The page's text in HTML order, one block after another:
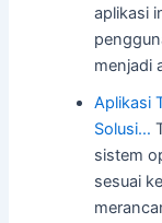
aplikasi
menjadi
Aplikasi
Solusi…
sistem
sesuai